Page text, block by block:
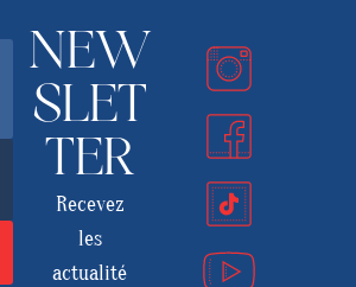
NEW
SLET
TER
Recevez
les
actualité